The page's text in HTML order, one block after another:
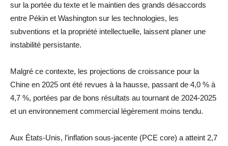
sur la portée du texte et le maintien des grands désaccords
entre Pékin et Washington sur les technologies, les
subventions et la propriété intellectuelle, laissent planer une
instabilité persistante.
Malgré ce contexte, les projections de croissance pour la
Chine en 2025 ont été revues à la hausse, passant de 4,0 % à
4,7 %, portées par de bons résultats au tournant de 2024-2025
et un environnement commercial légèrement moins tendu.
Aux États-Unis, l’inflation sous-jacente (PCE core) a atteint 2,7